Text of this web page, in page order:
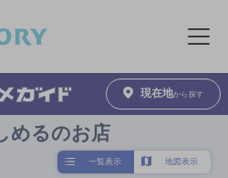
メニュ
現在地から探す
めるのお店
一覧表示 地図表示